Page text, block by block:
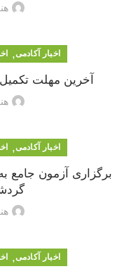
اخبار آکادمی,
آخرین مهلت تکمیل
اخبار آکادمی,
برگزاری آزمون جامع
اخبار آکادمی,